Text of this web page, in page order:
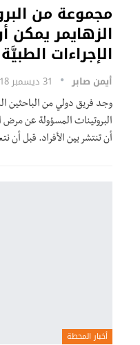
مجموعة من
الزهايمر
الإجراءات الطبيَّة
أيمن صابر 31 ديسمبر 2018
وجد فريق دولي من الباحثين
البروتينات المسؤولة عن مرض
أن تنتشر بين الأفراد. قبل
أخبار المحطة